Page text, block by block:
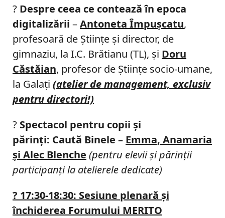
? Despre ceea ce contează ȋn epoca
digitalizării –Antoneta Împuşcatu,
profesoară de Ştiinţe şi director, de
gimnaziu, la I.C. Brătianu (TL), şi Doru
Căstăian, profesor de Ştiinţe socio-umane,
la Galaţi (atelier de management, exclusiv
pentru directori!)
? Spectacol pentru copii şi
părinţi: Caută Binele – Emma, Anamaria
şi Alec Blenche (pentru elevii şi părinţii
participanţi la atelierele dedicate)
? 17:30-18:30: Sesiune plenară şi
închiderea Forumului MERITO